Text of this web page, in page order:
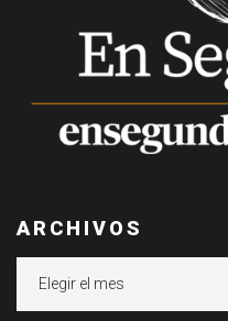
ARCHIVOS